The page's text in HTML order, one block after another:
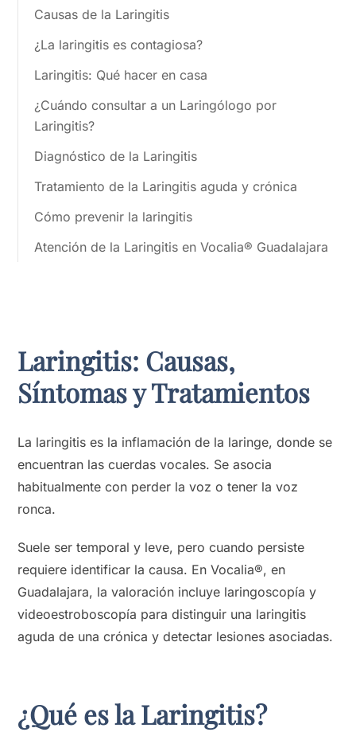
Causas de la Laringitis
¿La laringitis es contagiosa?
Laringitis: Qué hacer en casa
¿Cuándo consultar a un Laringólogo por
Laringitis?
Diagnóstico de la Laringitis
Tratamiento de la Laringitis aguda y crónica
Cómo prevenir la laringitis
Atención de la Laringitis en Vocalia® Guadalajara
Laringitis: Causas,
Síntomas y Tratamientos
La laringitis es la inflamación de la laringe, donde se
encuentran las cuerdas vocales. Se asocia
habitualmente con perder la voz o tener la voz
ronca.
Suele ser temporal y leve, pero cuando persiste
requiere identificar la causa. En Vocalia®, en
Guadalajara, la valoración incluye laringoscopía y
videoestroboscopía para distinguir una laringitis
aguda de una crónica y detectar lesiones asociadas.
¿Qué es la Laringitis?